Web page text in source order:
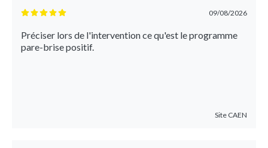
09/08/2026
Préciser lors de l'intervention ce qu'est le programme
pare-brise positif.
Site CAEN